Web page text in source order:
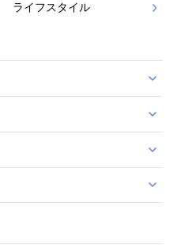
ライフスタイル